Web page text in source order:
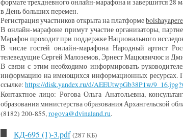
формате трехдневного онлайн-марафона и завершится 28
в День больших перемен.
Регистрация участников открыта на платформе
В онлайн-марафоне примут участие организаторы,
Марафон проходит при поддержке Национального
В числе гостей онлайн-марафона Народный артист
телеведущие Сергей Малоземов, Эрнест Мацкявичюс и
В связи с этим необходимо информировать
информацию на имеющихся информационных ресурсах.
ссылке: https://disk.yandex.ru/d/AEEUtwpGb38P1w/
Контактное лицо: Рогова Ольга Анатольевна,
образования министерства образования Архангельской
(8182) 200-855,rogova@dvinaland.ru.
КД-695 (1)-3.pdf (287 КБ)